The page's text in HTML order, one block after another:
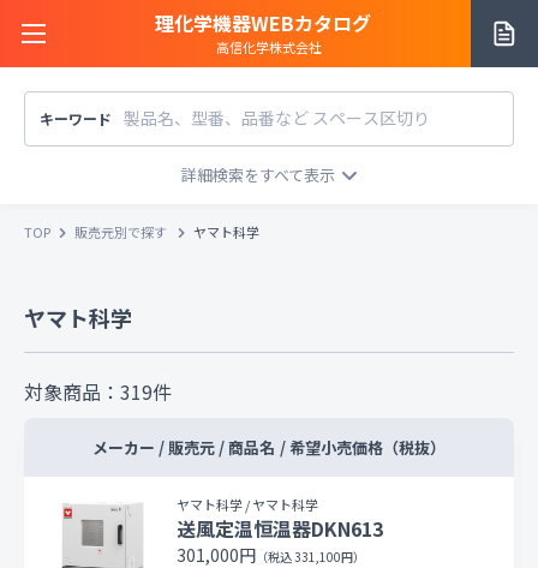
理化学機器WEBカタログ
高信化学株式会社
サイトご利用方法
販売元別で探す
お問い合わせ
キーワード
価格帯
TOP 販売元別で探す ヤマト科学
ヤマト科学
対象商品： 319件
メーカー / 販売元 / 商品名 / 希望小売価格（税抜）
ヤマト科学 / ヤマト科学
送風定温恒温器DKN613
301,000円 （税込 331,100円）